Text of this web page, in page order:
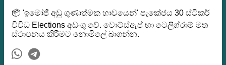
📦 'ඉමෝජි අඩු ගුණාත්මක භාවයෙන්' පැකේජය 30 ස්ටිකර්
විවිධ Elections අඩංගු වේ. වොට්ස්ඇප් හා ටෙලිග්රාම් මත
ස්ථාපනය කිරීමට නොමිලේ බාගන්න.